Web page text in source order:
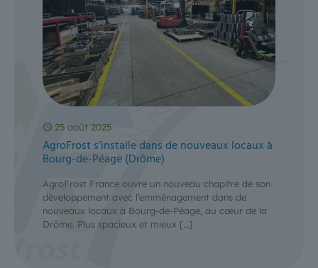
25 août 2025
AgroFrost s’installe dans de nouveaux locaux à
Bourg-de-Péage (Drôme)
AgroFrost France ouvre un nouveau chapitre de son
développement avec l’emménagement dans de
nouveaux locaux à Bourg-de-Péage, au cœur de la
Drôme. Plus spacieux et mieux […]